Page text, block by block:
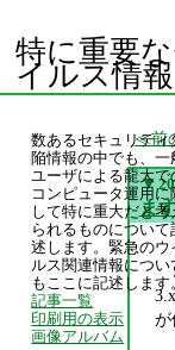
特に重要
イルス情報
前
▼
ま
が
数あるセキュリティ
陥情報の中でも、一
ユーザによる龍大で
コンピュータ運用に
して特に重大だと考
られるものについて
述します。緊急のウ
ルス関連情報につい
もここに記述します
記事一覧
印刷用の表示
画像アルバム